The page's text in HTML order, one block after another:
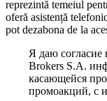
reprezintă temeiul
oferă asistență
pot dezabona de la
Я даю
Brokers S.A.
касающейся
промоакций, с